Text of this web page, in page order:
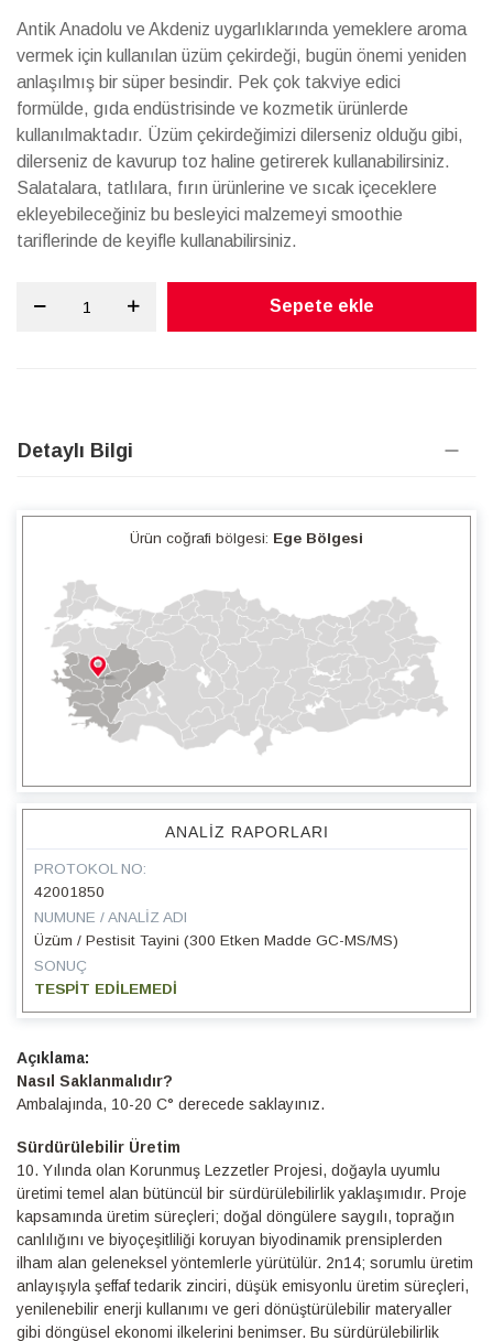
Antik Anadolu ve Akdeniz uygarlıklarında yemeklere aroma
vermek için kullanılan üzüm çekirdeği, bugün önemi yeniden
anlaşılmış bir süper besindir. Pek çok takviye edici
formülde, gıda endüstrisinde ve kozmetik ürünlerde
kullanılmaktadır. Üzüm çekirdeğimizi dilerseniz olduğu gibi,
dilerseniz de kavurup toz haline getirerek kullanabilirsiniz.
Salatalara, tatlılara, fırın ürünlerine ve sıcak içeceklere
ekleyebileceğiniz bu besleyici malzemeyi smoothie
tariflerinde de keyifle kullanabilirsiniz.
Sepete ekle
Detaylı Bilgi
Ürün coğrafi bölgesi: Ege Bölgesi
ANALIZ RAPORLARI
PROTOKOL NO:
42001850
NUMUNE / ANALIZ ADI
Üzüm / Pestisit Tayini (300 Etken Madde GC-MS/MS)
SONUÇ
TESPİT EDİLEMEDİ
Detaylı
Bilgi
Nasıl Saklanmalıdır?
Ambalajında, 10-20 C° derecede saklayınız.
Sürdürülebilir Üretim
10.⁠ ⁠Yılında olan Korunmuş Lezzetler Projesi, doğayla uyumlu
üretimi temel alan bütüncül bir sürdürülebilirlik yaklaşımıdır. Proje
kapsamında üretim süreçleri; doğal döngülere saygılı, toprağın
canlılığını ve biyoçeşitliliği koruyan biyodinamik prensiplerden
ilham alan geleneksel yöntemlerle yürütülür. 2n14; sorumlu üretim
anlayışıyla şeffaf tedarik zinciri, düşük emisyonlu üretim süreçleri,
yenilenebilir enerji kullanımı ve geri dönüştürülebilir materyaller
gibi döngüsel ekonomi ilkelerini benimser. Bu sürdürülebilirlik